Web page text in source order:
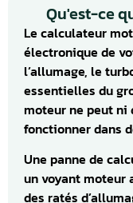
Qu'est-ce
Le calculateur
électronique de
l’allumage, le
essentielles du
moteur ne peut ni
fonctionner dans
Une panne de
un voyant moteur
des ratés